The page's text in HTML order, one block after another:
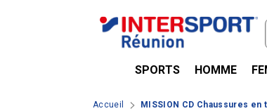
SPORTS HOMME
Accueil MISSION CD Chaussures en